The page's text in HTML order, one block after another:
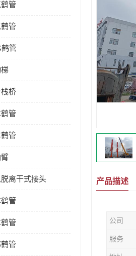
管
管
管
桥
管
管
离干式接头
管
管
鹤管
产品描述
公司
服务